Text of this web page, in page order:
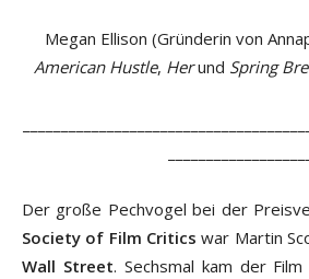
Megan Ellison (Gründerin von
American Hustle, Herund Spring
Der große Pechvogel bei der
Society of Film Critics war Martin
Wall Street. Sechsmal kam der